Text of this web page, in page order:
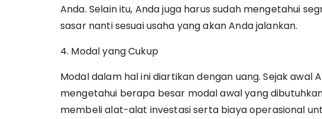
Anda. Selain itu, Anda juga harus sudah mengetahui
sasar nanti sesuai usaha yang akan Anda jalankan.
4. Modal yang Cukup
Modal dalam hal ini diartikan dengan uang. Sejak awal
mengetahui berapa besar modal awal yang
membeli alat-alat investasi serta biaya operasional